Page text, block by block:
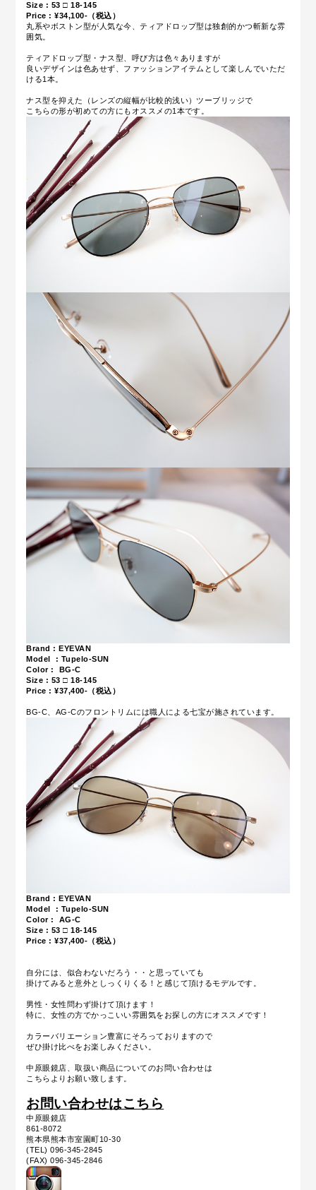
Size : 53 □ 18-145
Price : ¥34,100-（税込）
丸系やボストン型が人気な今、ティアドロップ型は独創的かつ斬新な雰
囲気。
ティアドロップ型・ナス型、呼び方は色々ありますが
良いデザインは色あせず、ファッションアイテムとして楽しんでいただ
ける1本。
ナス型を抑えた（レンズの縦幅が比較的浅い）ツーブリッジで
こちらの形が初めての方にもオススメの1本です。
Brand : EYEVAN
Model : Tupelo-SUN
Color : BG-C
Size : 53 □ 18-145
Price : ¥37,400-（税込）
BG-C、AG-Cのフロントリムには職人による七宝が施されています。
Brand : EYEVAN
Model : Tupelo-SUN
Color : AG-C
Size : 53 □ 18-145
Price : ¥37,400-（税込）
自分には、似合わないだろう・・と思っていても
掛けてみると意外としっくりくる！と感じて頂けるモデルです。
男性・女性問わず掛けて頂けます！
特に、女性の方でかっこいい雰囲気をお探しの方にオススメです！
カラーバリエーション豊富にそろっておりますので
ぜひ掛け比べをお楽しみください。
中原眼鏡店、取扱い商品についてのお問い合わせは
こちらよりお願い致します。
お問い合わせはこちら
中原眼鏡店
861-8072
熊本県熊本市室園町10-30
(TEL) 096-345-2845
(FAX) 096-345-2846